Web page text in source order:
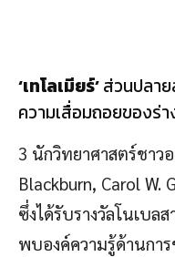
‘เทโลเมียร์’ส่วนปลา
ความเสื่อมถอยของร่า
3 นักวิทยาศาสตร์ชาว
Blackburn, Carol W.
ซึ่งได้รับรางวัลโนเบล
พบองค์ความรู้ด้านการ